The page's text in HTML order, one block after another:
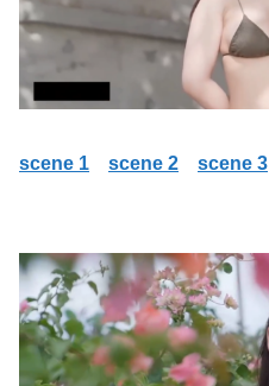
scene 1 scene 2 scene 3